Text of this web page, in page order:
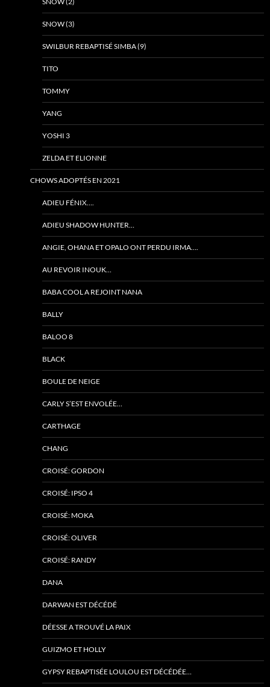
SNOW (3)
SWILBUR REBAPTISÉ SIMBA (9)
TITO
TOMMY
YANG
YOSHI 3
ZELDA ET ELIONNE
CHOWS ADOPTÉS EN 2021
ADIEU FÉNIX….
ADIEU SHADOW HUNTER…
ANGIE, OHANA ET OPALO ONT PERDU IRMA….
AU REVOIR INOUK…
BABA COOL A REJOINT NANA
BALLY
BALOO 8
BLACK
BOULE DE NEIGE
CARLY S’EST ENVOLÉE…
CARTHAGE
CHANG
CROISÉ: GORDON
CROISÉ: IPSO 4
CROISÉ: MOKA
CROISÉ: OLIVER
CROISÉ: RANDY
DANA
DARWAN EST DÉCÉDÉ
DÉESSE A TROUVÉ LA PAIX
GUIZMO ET HOLLY
GYPSY REBAPTISÉE LOULOU EST DÉCÉDÉE…